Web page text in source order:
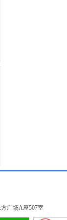
广场A座507室